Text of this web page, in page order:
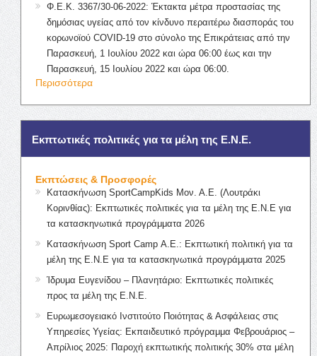
Φ.Ε.Κ. 3367/30-06-2022: Έκτακτα μέτρα προστασίας της
δημόσιας υγείας από τον κίνδυνο περαιτέρω διασποράς του
κορωνοϊού COVID-19 στο σύνολο της Επικράτειας από την
Παρασκευή, 1 Ιουλίου 2022 και ώρα 06:00 έως και την
Παρασκευή, 15 Ιουλίου 2022 και ώρα 06:00.
Περισσότερα
Εκπτωτικές πολιτικές για τα μέλη της Ε.Ν.Ε.
Εκπτώσεις & Προσφορές
Κατασκήνωση SportCampKids Μον. Α.Ε. (Λουτράκι
Κορινθίας): Εκπτωτικές πολιτικές για τα μέλη της Ε.Ν.Ε για
τα κατασκηνωτικά προγράμματα 2026
Κατασκήνωση Sport Camp Α.Ε.: Εκπτωτική πολιτική για τα
μέλη της Ε.Ν.Ε για τα κατασκηνωτικά προγράμματα 2025
Ίδρυμα Ευγενίδου – Πλανητάριο: Εκπτωτικές πολιτικές
προς τα μέλη της Ε.Ν.Ε.
Ευρωμεσογειακό Ινστιτούτο Ποιότητας & Ασφάλειας στις
Υπηρεσίες Υγείας: Εκπαιδευτικό πρόγραμμα Φεβρουάριος –
Απρίλιος 2025: Παροχή εκπτωτικής πολιτικής 30% στα μέλη